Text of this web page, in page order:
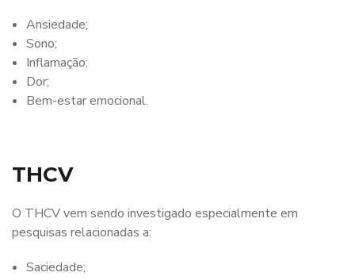
Ansiedade;
Sono;
Inflamação;
Dor;
Bem-estar emocional.
THCV
O THCV vem sendo investigado especialmente em
pesquisas relacionadas a:
Saciedade;